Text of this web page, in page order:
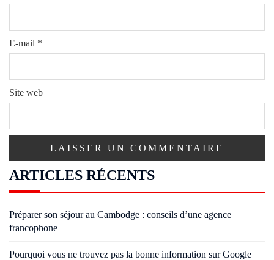
E-mail *
Site web
ARTICLES RÉCENTS
Préparer son séjour au Cambodge : conseils d’une agence
francophone
Pourquoi vous ne trouvez pas la bonne information sur Google